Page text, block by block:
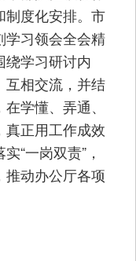
制度化安排。市
学习领会全会精
绕学习研讨内
互相交流，并结
学懂、弄通、
正用工作成效
“一岗双责”，
动办公厅各项